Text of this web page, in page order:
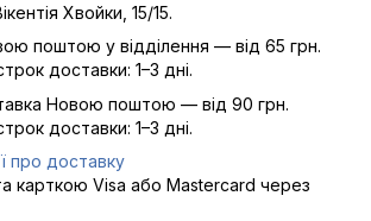
Хвойки, 15/15.
поштою у відділення — від 65 грн.
доставки: 1–3 дні.
Новою поштою — від 90 грн.
доставки: 1–3 дні.
про доставку
карткою Visa або Mastercard через